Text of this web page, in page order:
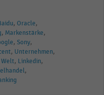
Oracle
Markenstärke
Sony
Unternehmen
Welt Linkedin